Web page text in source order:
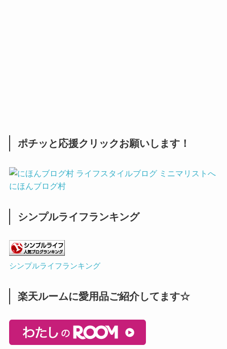
ポチッと応援クリックお願いします！
にほんブログ村
シンプルライフランキング
シンプルライフランキング
楽天ルームに愛用品ご紹介してます☆